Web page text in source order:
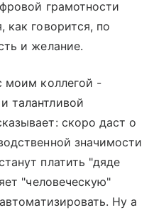
грамотности
как говорится, по
и желание.
моим коллегой -
талантливой
скоро даст о
значимости
платить "дяде
"человеческую"
Ну а